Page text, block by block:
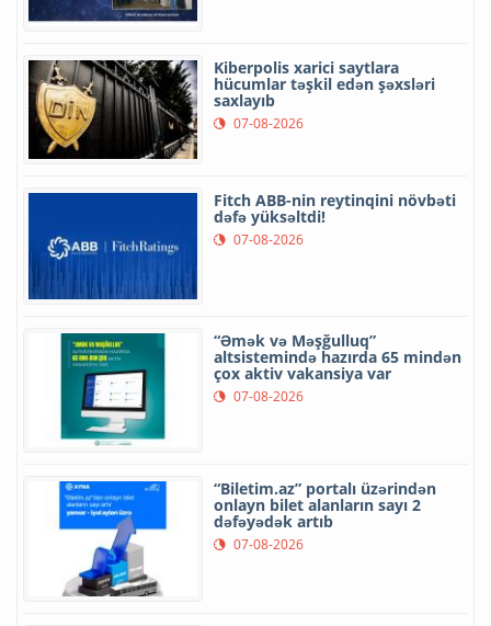
Kiberpolis xarici saytlara
hücumlar təşkil edən şəxsləri
saxlayıb
07-08-2026
Fitch ABB-nin reytinqini növbəti
dəfə yüksəltdi!
07-08-2026
“Əmək və Məşğulluq”
altsistemində hazırda 65 mindən
çox aktiv vakansiya var
07-08-2026
“Biletim.az” portalı üzərindən
onlayn bilet alanların sayı 2
dəfəyədək artıb
07-08-2026